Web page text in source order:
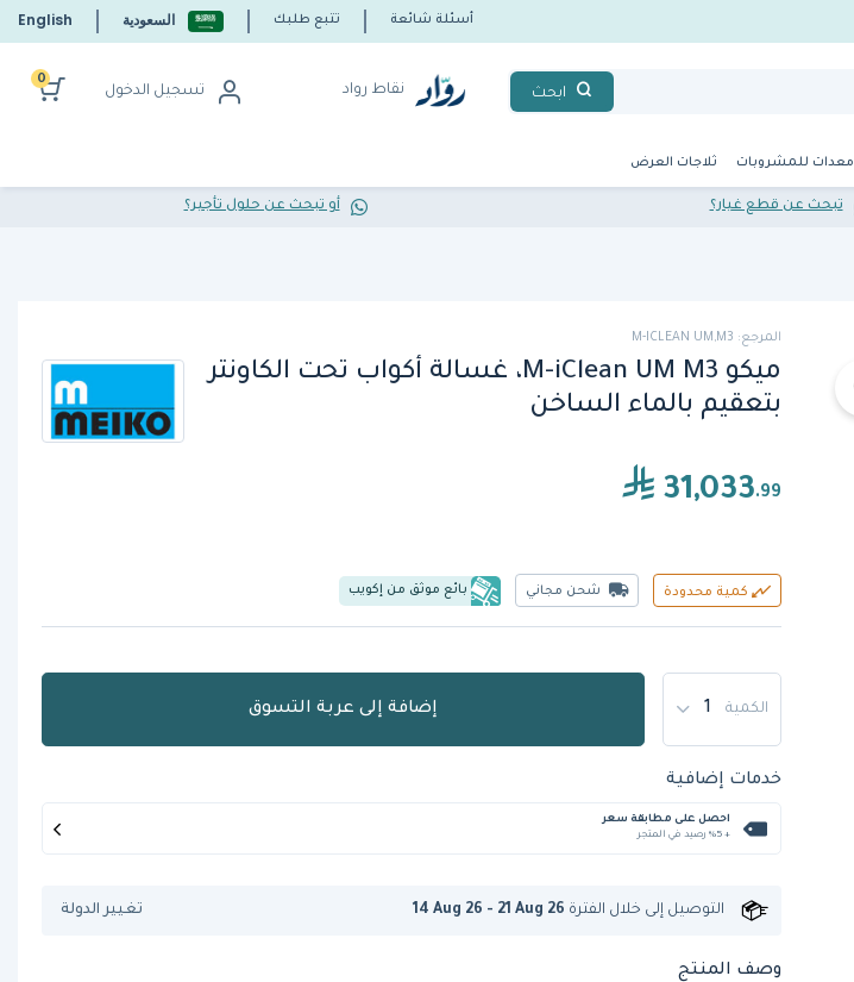
أسئلة شائعة تتبع طلبك السعودية English
ابحث نقاط رواد تسجيل الدخول
0
معدات للمشروبات ثلاجات العرض
تبحث عن قطع غيار؟ أو تبحث عن حلول تأجير؟
المرجع: M-ICLEAN UM,M3
ميكو M-iClean UM M3، غسالة أكواب تحت الكاونتر
بتعقيم بالماء الساخن
31,033.99
كمية محدودة شحن مجاني بائع موثق من إكويب
الكمية إضافة إلى عربة التسوق
خدمات إضافية
احصل على مطابقة سعر
+ %5 رصيد في المتجر
التوصيل إلى خلال الفترة 14 Aug 26 - 21 Aug 26 تغيير الدولة
وصف المنتج